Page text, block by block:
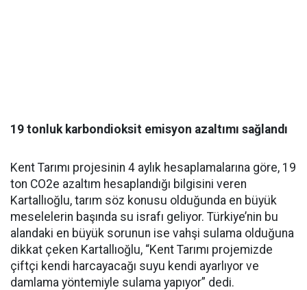
19 tonluk karbondioksit emisyon azaltımı sağlandı
Kent Tarımı projesinin 4 aylık hesaplamalarına göre, 19
ton CO2e azaltım hesaplandığı bilgisini veren
Kartallıoğlu, tarım söz konusu olduğunda en büyük
meselelerin başında su israfı geliyor. Türkiye’nin bu
alandaki en büyük sorunun ise vahşi sulama olduğuna
dikkat çeken Kartallıoğlu, “Kent Tarımı projemizde
çiftçi kendi harcayacağı suyu kendi ayarlıyor ve
damlama yöntemiyle sulama yapıyor” dedi.